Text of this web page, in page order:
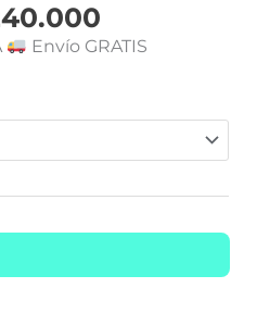
Envío GRATIS